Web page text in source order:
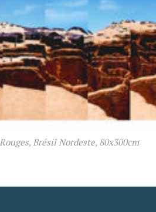
Brésil Nordeste, 80x300cm